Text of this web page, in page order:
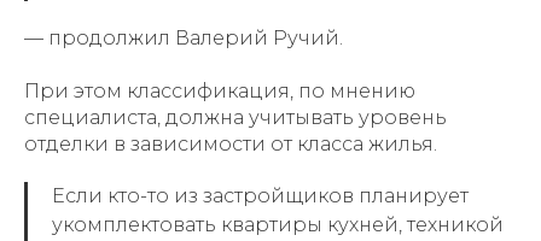
— продолжил Валерий Ручий.
При этом классификация, по мнению
специалиста, должна учитывать уровень
отделки в зависимости от класса жилья.
Если кто-то из застройщиков планирует
укомплектовать квартиры кухней, техникой